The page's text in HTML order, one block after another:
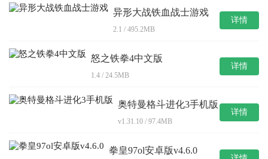
异形大战铁血战士游戏
2.1 / 495.2MB
详情
怒之铁拳4中文版
1.4 / 24.5MB
详情
奥特曼格斗进化3手机版
v1.31.10 / 97.4MB
详情
拳皇97ol安卓版v4.6.0